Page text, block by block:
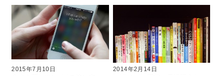
2015年7月10日
2014年2月14日